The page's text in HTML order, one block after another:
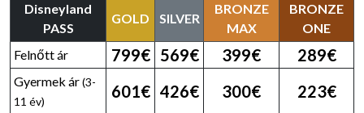
Disneyland
PASS
GOLD SILVER
BRONZE
MAX
BRONZE
ONE
Felnőtt ár
799€ 569€ 399€ 289€
Gyermek ár(3-
11 év)
601€ 426€ 300€ 223€